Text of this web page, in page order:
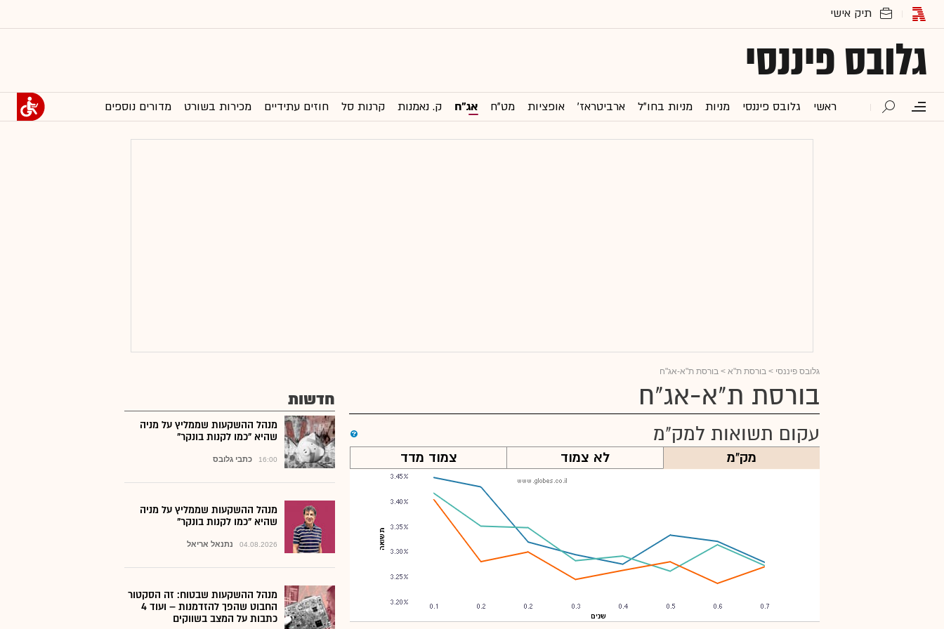
גלובס פיננסי
ראשי גלובס פיננסי מניות מניות בחו"ל ארביטראז' אופציות מט"ח אג"ח ק. נאמנות קרנות סל חוזים עתידיים מכירות בשורט מדורים נוספים
גלובס פיננסי > בורסת ת"א > בורסת ת"א-אג"ח
בורסת ת"א-אג"ח
עקום תשואות למק"מ
מק"מ לא צמוד צמוד מדד
חדשות
מנהל ההשקעות שממליץ על מניה
שהיא "כמו לקנות בונקר"
16:00 כתבי גלובס
מנהל ההשקעות שממליץ על מניה
שהיא "כמו לקנות בונקר"
04.08.2026 נתנאל אריאל
מנהל ההשקעות שבטוח: זה הסקטור
החבוט שהפך להזדמנות – ועוד 4
כתבות על המצב בשווקים